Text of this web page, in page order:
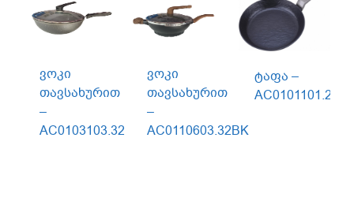
ვოკი
თავსახურით
–
AC0103103.32
ვოკი
თავსახურით
–
AC0110603.32BK
ტაფა –